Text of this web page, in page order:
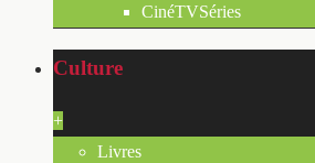
CinéTVSéries
Culture
+
Livres